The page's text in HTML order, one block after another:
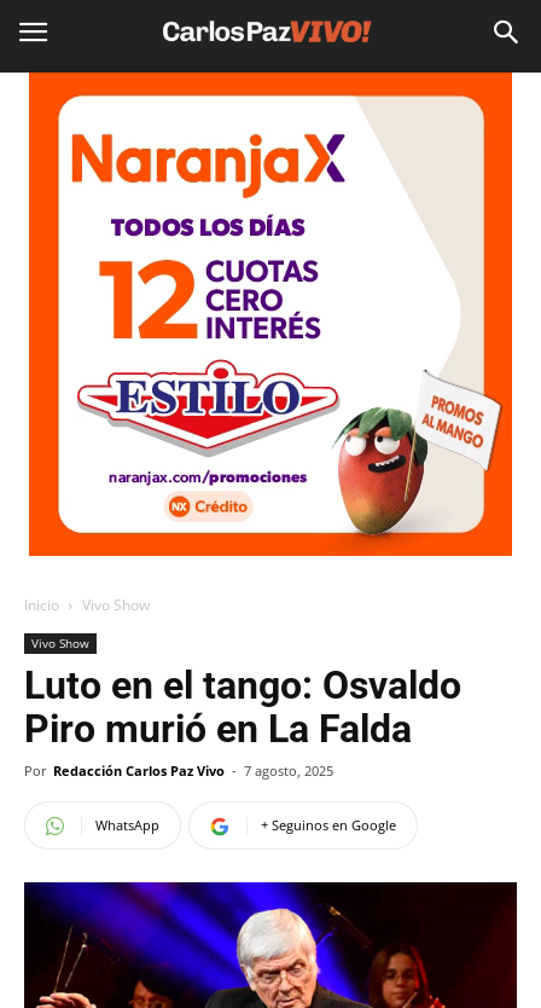
Inicio Vivo Show
Vivo Show
Luto en el tango: Osvaldo
Piro murió en La Falda
Por Redacción Carlos Paz Vivo - 7 agosto, 2025
WhatsApp + Seguinos en Google